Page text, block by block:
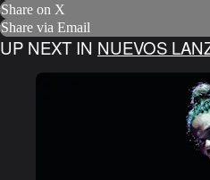
Share on X
Share via Email
UP NEXT IN NUEVOS